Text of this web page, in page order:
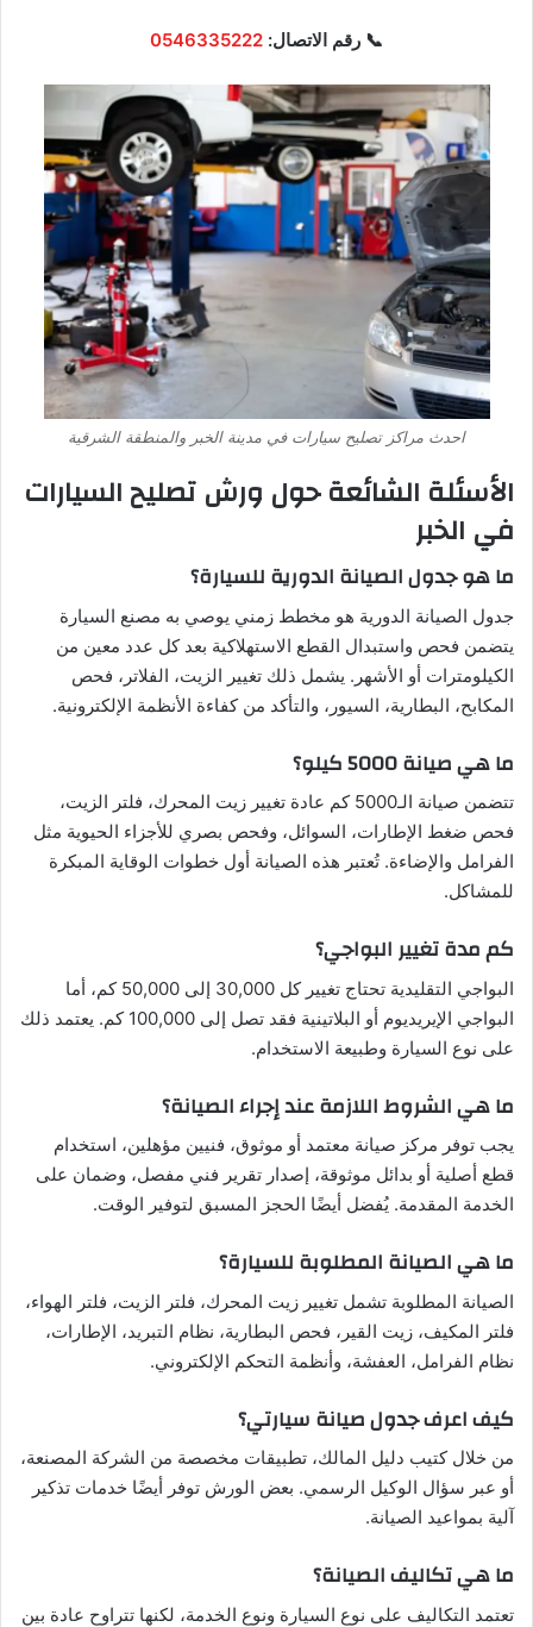
📞 رقم الاتصال: 0546335222
احدث مراكز تصليح سيارات في مدينة الخبر والمنطقة الشرقية
الأسئلة الشائعة حول ورش تصليح السيارات
في الخبر
ما هو جدول الصيانة الدورية للسيارة؟
جدول الصيانة الدورية هو مخطط زمني يوصي به مصنع السيارة
يتضمن فحص واستبدال القطع الاستهلاكية بعد كل عدد معين من
الكيلومترات أو الأشهر. يشمل ذلك تغيير الزيت، الفلاتر، فحص
المكابح، البطارية، السيور، والتأكد من كفاءة الأنظمة الإلكترونية.
ما هي صيانة 5000 كيلو؟
تتضمن صيانة الـ5000 كم عادة تغيير زيت المحرك، فلتر الزيت،
فحص ضغط الإطارات، السوائل، وفحص بصري للأجزاء الحيوية مثل
الفرامل والإضاءة. تُعتبر هذه الصيانة أول خطوات الوقاية المبكرة
للمشاكل.
كم مدة تغيير البواجي؟
البواجي التقليدية تحتاج تغيير كل 30,000 إلى 50,000 كم، أما
البواجي الإيريديوم أو البلاتينية فقد تصل إلى 100,000 كم. يعتمد ذلك
على نوع السيارة وطبيعة الاستخدام.
ما هي الشروط اللازمة عند إجراء الصيانة؟
يجب توفر مركز صيانة معتمد أو موثوق، فنيين مؤهلين، استخدام
قطع أصلية أو بدائل موثوقة، إصدار تقرير فني مفصل، وضمان على
الخدمة المقدمة. يُفضل أيضًا الحجز المسبق لتوفير الوقت.
ما هي الصيانة المطلوبة للسيارة؟
الصيانة المطلوبة تشمل تغيير زيت المحرك، فلتر الزيت، فلتر الهواء،
فلتر المكيف، زيت القير، فحص البطارية، نظام التبريد، الإطارات،
نظام الفرامل، العفشة، وأنظمة التحكم الإلكتروني.
كيف اعرف جدول صيانة سيارتي؟
من خلال كتيب دليل المالك، تطبيقات مخصصة من الشركة المصنعة،
أو عبر سؤال الوكيل الرسمي. بعض الورش توفر أيضًا خدمات تذكير
آلية بمواعيد الصيانة.
ما هي تكاليف الصيانة؟
تعتمد التكاليف على نوع السيارة ونوع الخدمة، لكنها تتراوح عادة بين